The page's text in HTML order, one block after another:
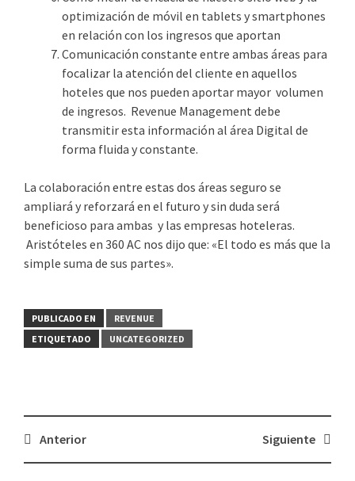
optimización de móvil en tablets y smartphones
en relación con los ingresos que aportan
Comunicación constante entre ambas áreas para
focalizar la atención del cliente en aquellos
hoteles que nos pueden aportar mayor volumen
de ingresos. Revenue Management debe
transmitir esta información al área Digital de
forma fluida y constante.
La colaboración entre estas dos áreas seguro se
ampliará y reforzará en el futuro y sin duda será
beneficioso para ambas y las empresas hoteleras.
Aristóteles en 360 AC nos dijo que: «El todo es más que la
simple suma de sus partes».
PUBLICADO EN
REVENUE
ETIQUETADO
UNCATEGORIZED
Navegación
de
Anterior Siguiente